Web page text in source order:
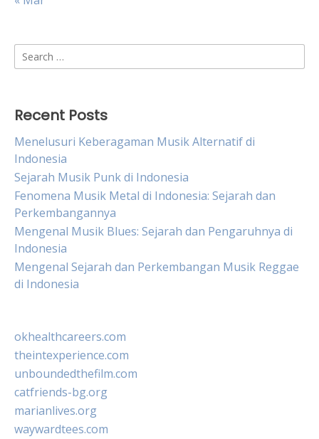
Search
for:
Recent Posts
Menelusuri Keberagaman Musik Alternatif di
Indonesia
Sejarah Musik Punk di Indonesia
Fenomena Musik Metal di Indonesia: Sejarah dan
Perkembangannya
Mengenal Musik Blues: Sejarah dan Pengaruhnya di
Indonesia
Mengenal Sejarah dan Perkembangan Musik Reggae
di Indonesia
okhealthcareers.com
theintexperience.com
unboundedthefilm.com
catfriends-bg.org
marianlives.org
waywardtees.com